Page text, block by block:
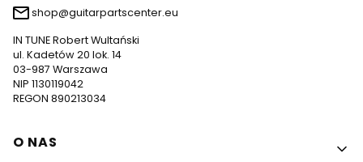
shop@guitarpartscenter.eu
IN TUNE Robert Wultański
ul. Kadetów 20 lok. 14
03-987 Warszawa
NIP 1130119042
REGON 890213034
Linki w stopce
O NAS